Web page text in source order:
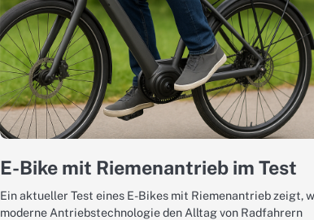
E-Bike mit Riemenantrieb im Test
Ein aktueller Test eines E-Bikes mit Riemenantrieb zeigt,
moderne Antriebstechnologie den Alltag von Radfahrern